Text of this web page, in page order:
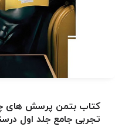
کتاب بتمن پرسش های
تجربی جامع جلد اول